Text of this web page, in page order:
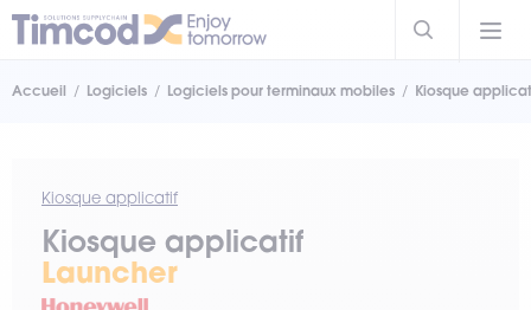
Accueil Logiciels Logiciels pour terminaux mobiles Kiosque
Kiosque applicatif
Kiosque applicatif
Launcher